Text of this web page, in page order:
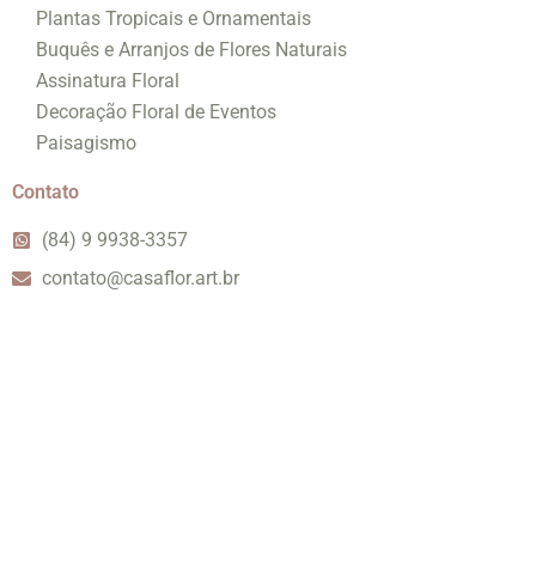
Plantas Tropicais e Ornamentais
Buquês e Arranjos de Flores Naturais
Assinatura Floral
Decoração Floral de Eventos
Paisagismo
Contato
(84) 9 9938-3357
contato@casaflor.art.br